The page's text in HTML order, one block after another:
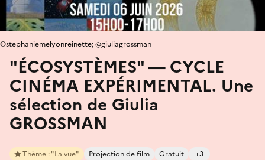
"ÉCOSYSTÈMES" — CYCLE
CINÉMA EXPÉRIMENTAL. Une
sélection de Giulia
GROSSMAN
Thème : "La vue" Projection de film Gratuit +3
©stephaniemelyonreinette; @giuliagrossman